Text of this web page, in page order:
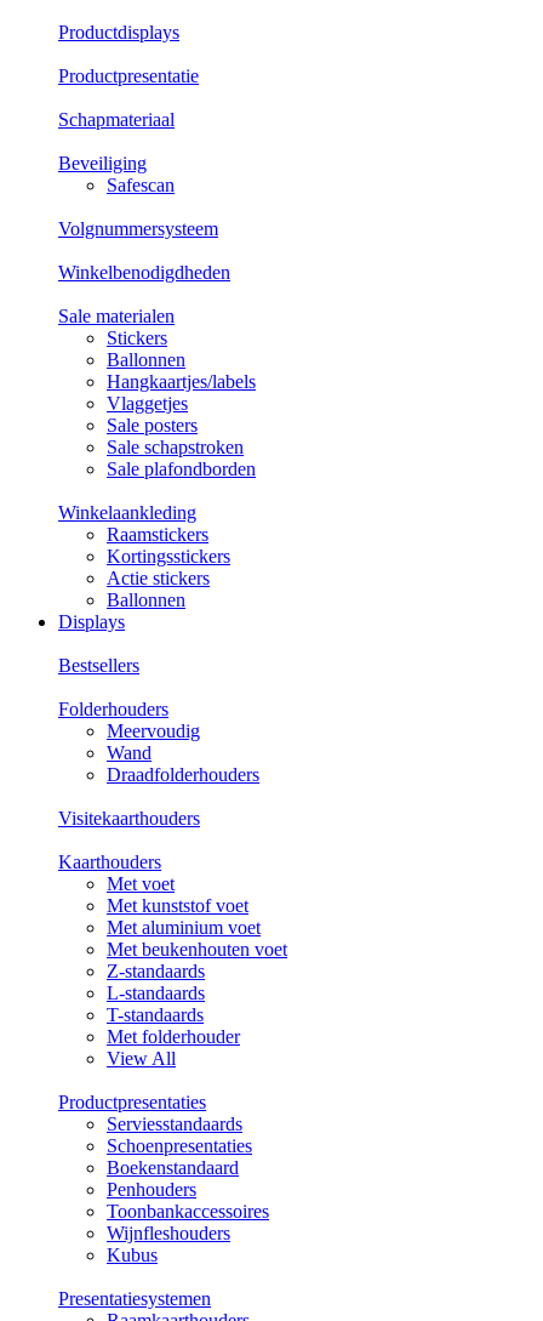
Productdisplays
Productpresentatie
Schapmateriaal
Beveiliging
Safescan
Volgnummersysteem
Winkelbenodigdheden
Sale materialen
Stickers
Ballonnen
Hangkaartjes/labels
Vlaggetjes
Sale posters
Sale schapstroken
Sale plafondborden
Winkelaankleding
Raamstickers
Kortingsstickers
Actie stickers
Ballonnen
Displays
Bestsellers
Folderhouders
Meervoudig
Wand
Draadfolderhouders
Visitekaarthouders
Kaarthouders
Met voet
Met kunststof voet
Met aluminium voet
Met beukenhouten voet
Z-standaards
L-standaards
T-standaards
Met folderhouder
View All
Productpresentaties
Serviesstandaards
Schoenpresentaties
Boekenstandaard
Penhouders
Toonbankaccessoires
Wijnfleshouders
Kubus
Presentatiesystemen